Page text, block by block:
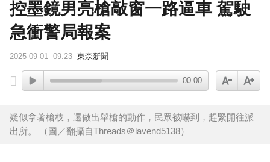
控墨鏡男亮槍敲窗一路逼車 駕駛
急衝警局報案
2025-09-01 09:23 東森新聞
00:00
疑似拿著槍枝，還做出舉槍的動作，民眾被嚇到，趕緊開往派
出所。 （圖／翻攝自Threads＠lavend5138）